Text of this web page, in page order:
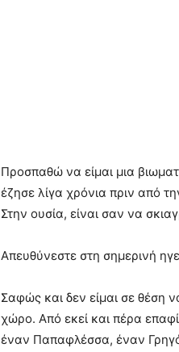
Προσπαθώ να είμαι μια
έζησε λίγα χρόνια πριν από
Στην ουσία, είναι σαν να
Απευθύνεστε στη σημερινή
Σαφώς και δεν είμαι σε θέση
χώρο. Από εκεί και πέρα
έναν Παπαφλέσσα, έναν